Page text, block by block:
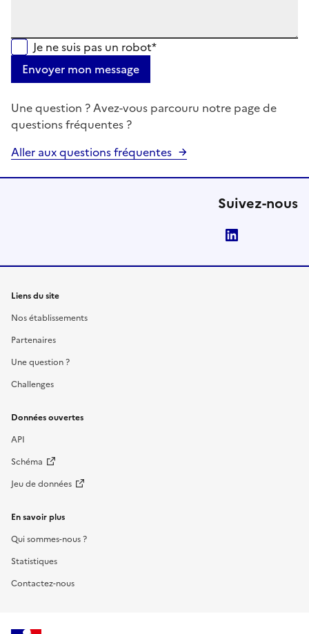
Je ne suis pas un robot*
Envoyer mon message
Une question ? Avez-vous parcouru notre page de
questions fréquentes ?
Aller aux questions fréquentes
Suivez-nous
Liens du site
Nos établissements
Partenaires
Une question ?
Challenges
Données ouvertes
API
Schéma
Jeu de données
En savoir plus
Qui sommes-nous ?
Statistiques
Contactez-nous